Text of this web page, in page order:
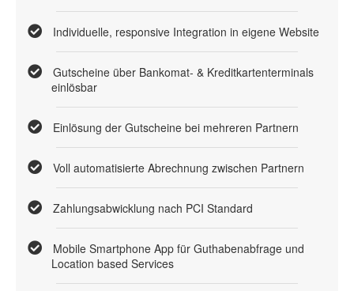
Individuelle, responsive Integration in eigene Website
Gutscheine über Bankomat- & Kreditkartenterminals
einlösbar
Einlösung der Gutscheine bei mehreren Partnern
Voll automatisierte Abrechnung zwischen Partnern
Zahlungsabwicklung nach PCI Standard
Mobile Smartphone App für Guthabenabfrage und
Location based Services